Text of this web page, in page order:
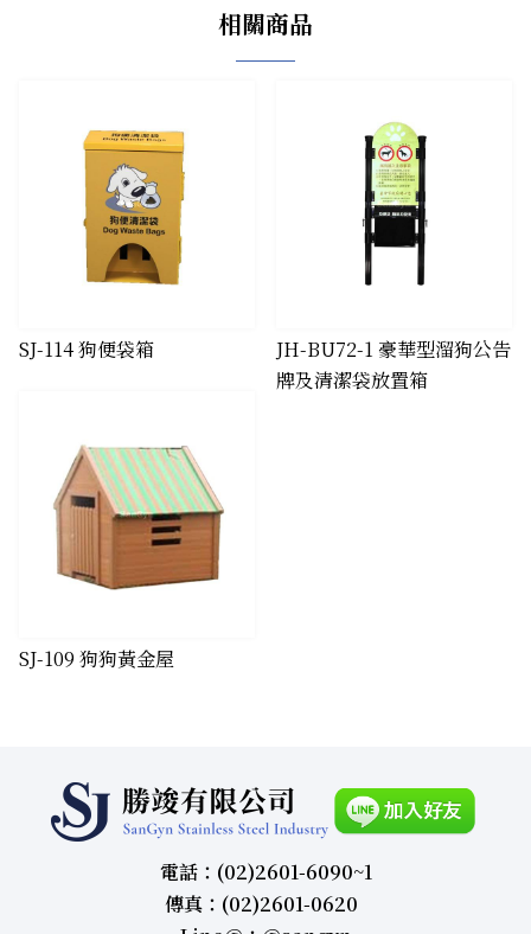
相關商品
SJ-114 狗便袋箱
JH-BU72-1 豪華型溜狗公告
牌及清潔袋放置箱
SJ-109 狗狗黃金屋
電話：(02)2601-6090~1
傳真：(02)2601-0620